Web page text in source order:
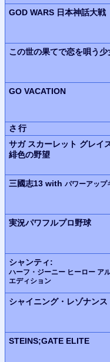
GOD WARS 日本神話大戦
この世の果てで恋を唄う少
GO VACATION
さ行
サガ スカーレット グレイ
緋色の野望
三國志13 with パワーアップ
実況パワフルプロ野球
シャンティ:
ハーフ・ジーニー ヒーロー ア
エディション
シャイニング・レゾナンス
STEINS;GATE ELITE